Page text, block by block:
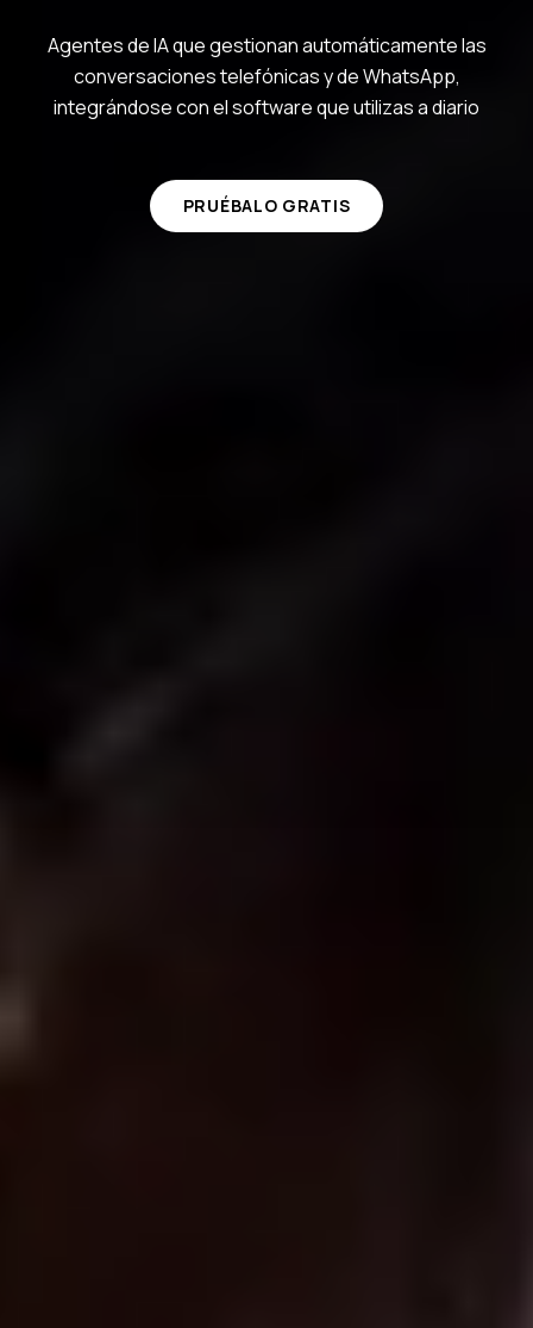
Agentes de IA que gestionan automáticamente las
conversaciones telefónicas y de WhatsApp,
integrándose con el software que utilizas a diario
PRUÉBALO GRATIS